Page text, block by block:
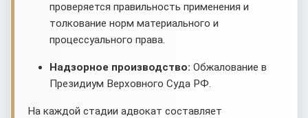
проверяется правильность применения и
толкование норм материального и
процессуального права.
Надзорное производство: Обжалование в
Президиум Верховного Суда РФ.
На каждой стадии адвокат составляет